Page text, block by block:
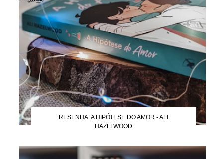
RESENHA: A HIPÓTESE DO AMOR - ALI
HAZELWOOD